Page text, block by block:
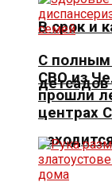
В срок и
детсадов
С полным
СВО из
прошли
центрах